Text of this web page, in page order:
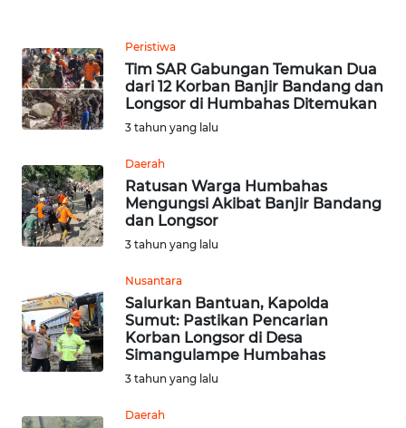
Peristiwa
Tim SAR Gabungan Temukan Dua
dari 12 Korban Banjir Bandang dan
Longsor di Humbahas Ditemukan
3 tahun yang lalu
Daerah
Ratusan Warga Humbahas
Mengungsi Akibat Banjir Bandang
dan Longsor
3 tahun yang lalu
Nusantara
Salurkan Bantuan, Kapolda
Sumut: Pastikan Pencarian
Korban Longsor di Desa
Simangulampe Humbahas
3 tahun yang lalu
Daerah
WN
KARO
WN
WN
LABUHANBATU
TENGAH
WN DELI
SERDANG
WN